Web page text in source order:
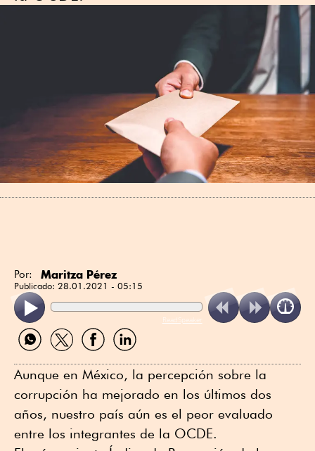
Por: Maritza Pérez
Publicado: 28.01.2021 - 05:15
ReadSpeaker
Compartir
por
Compartir
por
Compartir
por
Compartir
por
Aunque en México, la percepción sobre la
corrupción ha mejorado en los últimos dos
años, nuestro país aún es el peor evaluado
entre los integrantes de la OCDE.